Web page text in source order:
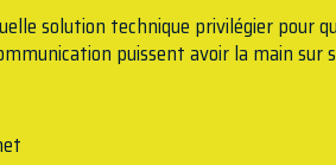
solution technique privilégier pour
puissent avoir la main sur